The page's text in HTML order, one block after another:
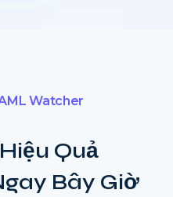
Watcher
Quả
Bây Giờ